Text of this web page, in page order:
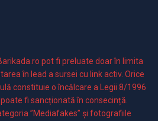
pot fi preluate doar în limita
în lead a sursei cu link activ. Orice
constituie o încălcare a Legii 8/1996
fi sancționată în consecință.
”Mediafakes” și fotografiile